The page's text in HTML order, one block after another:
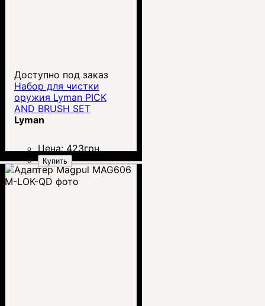
Доступно под заказ
Набор для чистки
оружия Lyman PICK
AND BRUSH SET
Lyman
Цена: 423грн.
Купить